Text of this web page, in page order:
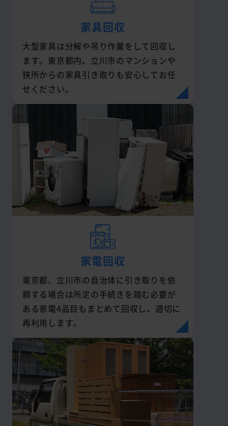
家具回収
大型家具は分解や吊り作業をして回収し
ます。東京都内、立川市のマンションや
狭所からの家具引き取りも安心してお任
せください。
家電回収
東京都、立川市の自治体に引き取りを依
頼する場合は所定の手続きを踏む必要が
ある家電4品目もまとめて回収し、適切に
再利用します。